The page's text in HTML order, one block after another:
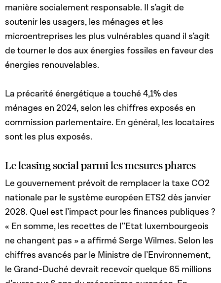
manière socialement responsable. Il s’agit de
soutenir les usagers, les ménages et les
microentreprises les plus vulnérables quand il s’agit
de tourner le dos aux énergies fossiles en faveur des
énergies renouvelables.
La précarité énergétique a touché 4,1% des
ménages en 2024, selon les chiffres exposés en
commission parlementaire. En général, les locataires
sont les plus exposés.
Le leasing social parmi les mesures phares
Le gouvernement prévoit de remplacer la taxe CO2
nationale par le système européen ETS2 dès janvier
2028. Quel est l’impact pour les finances publiques ?
« En somme, les recettes de l’’Etat luxembourgeois
ne changent pas » a affirmé Serge Wilmes. Selon les
chiffres avancés par le Ministre de l’Environnement,
le Grand-Duché devrait recevoir quelque 65 millions